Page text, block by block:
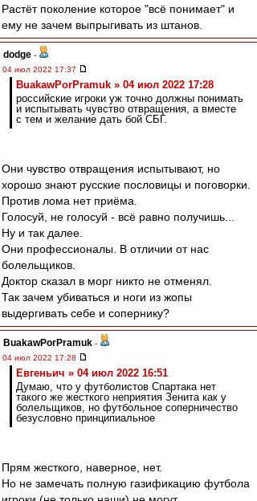
Растёт поколение которое "всё понимает" и
ему не зачем выпрыгивать из штанов.
dodge -
04 июл 2022 17:37
BuakawPorPramuk » 04 июл 2022 17:28
российские игроки уж точно должны понимать
и испытывать чувство отвращения, а вместе
с тем и желание дать бой СБГ.
Они чувство отвращения испытывают, но
хорошо знают русские пословицы и поговорки.
Против лома нет приёма.
Голосуй, не голосуй - всё равно получишь...
Ну и так далее.
Они профессионалы. В отличии от нас
болельщиков.
Доктор сказал в морг никто не отменял.
Так зачем убиваться и ноги из жопы
выдергивать себе и сопернику?
BuakawPorPramuk -
04 июл 2022 17:28
Евгеньич » 04 июл 2022 16:51
Думаю, что у футболистов Спартака нет
такого же жесткого неприятия Зенита как у
болельщиков, но футбольное соперничество
безусловно принципиальное
Прям жесткого, наверное, нет.
Но не замечать полную газификацию футбола